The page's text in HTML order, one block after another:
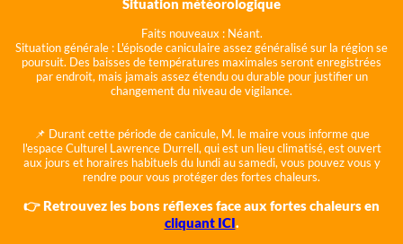
Situation météorologique
Faits nouveaux : Néant.
Situation générale : L'épisode caniculaire assez généralisé sur la région se
poursuit. Des baisses de températures maximales seront enregistrées
par endroit, mais jamais assez étendu ou durable pour justifier un
changement du niveau de vigilance.
📌 Durant cette période de canicule, M. le maire vous informe que
l'espace Culturel Lawrence Durrell, qui est un lieu climatisé, est ouvert
aux jours et horaires habituels du lundi au samedi, vous pouvez vous y
rendre pour vous protéger des fortes chaleurs.
👉 Retrouvez les bons réflexes face aux fortes chaleurs en
cliquant ICI.